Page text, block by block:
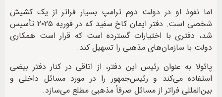
اما نفوذ او در دولت دوم ترامپ بسیار فراتر از یک کشیش
شخصی است. دفتر ایمان کاخ سفید که در فوریه ۲۰۲۵ تأسیس
شد، دفتری با اختیارات گسترده است که قرار است همکاری
دولت با سازمان‌های مذهبی را تسهیل کند.
پائولا به عنوان رئیس این دفتر، از اتاقی در کنار دفتر بیضی
استفاده می‌کند و رئیس‌جمهور را در مورد مسائل داخلی و
بین‌المللی فراتر از مسائل صرفاً مذهبی مطلع می‌سازد.